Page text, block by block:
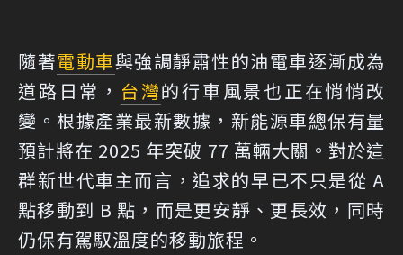
隨著電動車與強調靜肅性的油電車逐漸成為
道路日常， 台灣的行車風景也正在悄悄改
變。根據產業最新數據，新能源車總保有量
預計將在 2025 年突破 77 萬輛大關。對於這
群新世代車主而言，追求的早已不只是從 A
點移動到 B 點，而是更安靜、更長效，同時
仍保有駕馭溫度的移動旅程。